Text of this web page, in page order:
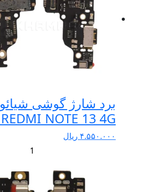
برد شارژ گوشی
REDMI NOTE 13 4G
۴.۵۵۰.۰۰۰ ریال
+